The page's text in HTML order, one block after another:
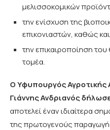
μελισσοκομικών
την ενίσχυση της
επικονιαστών, καθώς και
την επικαιροποίηση
τομέα.
Ο Υφυπουργός
Γιάννης Ανδριανός
αποτελεί έναν ιδιαίτερα
της πρωτογενούς